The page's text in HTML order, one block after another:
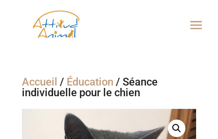
Accueil / Éducation / Séance
individuelle pour le chien